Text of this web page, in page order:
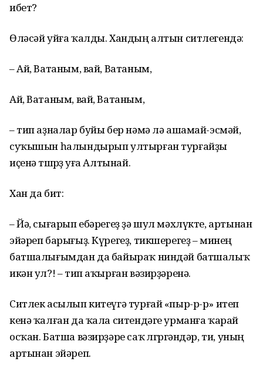
ибет?
Өләсәй уйға ҡалды. Хандың алтын ситлегендә:
– Ай, Ватаным, вай, Ватаным,
Ай, Ватаным, вай, Ватаным,
– тип аҙналар буйы бер нәмә лә ашамай-эсмәй,
суҡышын һалындырып ултырған турғайҙы
иҫенә төшөрҙө уға Алтынай.
Хан да бит:
– Йә, сығарып ебәрегеҙ ҙә шул мәхлүкте, артынан
эйәреп барығыҙ. Күрегеҙ, тикшерегеҙ – минең
батшалығымдан да байыраҡ ниндәй батшалыҡ
икән ул?! – тип аҡырған вәзирҙәренә.
Ситлек асылып китеүгә турғай «пыр-р-р» итеп
кенә ҡалған да ҡала ситендәге урманға ҡарай
осҡан. Батша вәзирҙәре саҡ өлгөргәндәр, ти, уның
артынан эйәреп.